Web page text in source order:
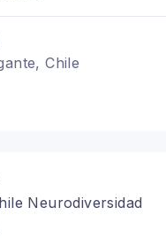
Chile
Neurodiversidad